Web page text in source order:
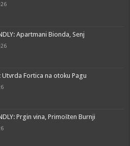
Apartmani Bionda, Senj
Utvrda Fortica na otoku Pagu
Prgin vina, Primošten Burnji